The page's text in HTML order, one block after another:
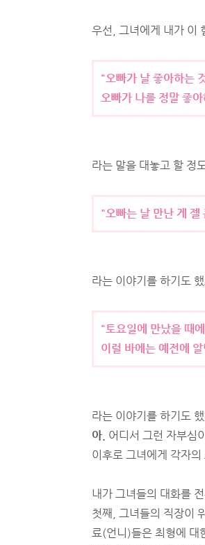
우선, 그녀에게 내가 이
"오빠가 날 좋아하는
오빠가 나를 정말 좋
라는 말을 대놓고 할 정
"오빠는 날 만난 게 젤
라는 이야기를 하기도
"토요일에 만났을 때
이럴 바에는 예전에
라는 이야기를 하기도
아. 어디서 그런 자부심
이후로 그녀에게 각자
내가 그녀들의 대화를
첫째, 그녀들의 직장이
료(언니)들은 최형에 대